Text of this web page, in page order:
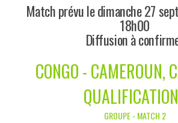
Match prévu le dimanche 27
18h00
Diffusion à
CONGO - CAMEROUN,
GROUPE - MATCH 2